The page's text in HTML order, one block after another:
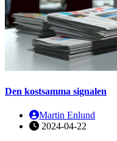
Den kostsamma signalen
Martin Enlund
2024-04-22